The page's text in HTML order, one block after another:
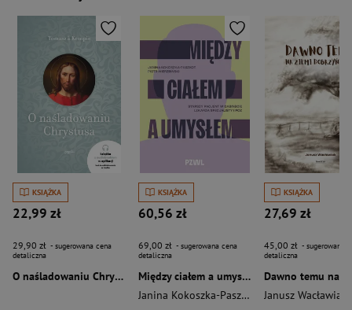
KSIĄŻKA
22,99 zł
29,90 zł - sugerowana cena
detaliczna
O naśladowaniu Chrystusa wyd. 2026
KSIĄŻKA
60,56 zł
69,00 zł - sugerowana cena
detaliczna
Między ciałem a umysłem
Janina Kokoszka-Paszkot
Piotr Wierzbiński
KSIĄŻKA
27,69 zł
45,00 zł - sugerowana
detaliczna
Janusz Wacławiak